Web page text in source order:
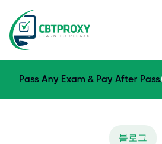
Pass Any Exam & Pay After Pass.
블로그